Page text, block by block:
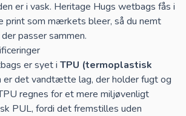
er i vask. Heritage Hugs wetbags fås i
print som mærkets bleer, så du nemt
passer sammen.
er syet i TPU (termoplastisk
er det vandtætte lag, der holder fugt og
regnes for et mere miljøvenligt
PUL, fordi det fremstilles uden